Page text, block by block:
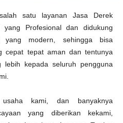
satu layanan Jasa Derek
Profesional dan didukung
yang modern, sehingga bisa
cepat tepat aman dan tentunya
lebih kepada seluruh pengguna
usaha kami, dan banyaknya
yang diberikan kekami,